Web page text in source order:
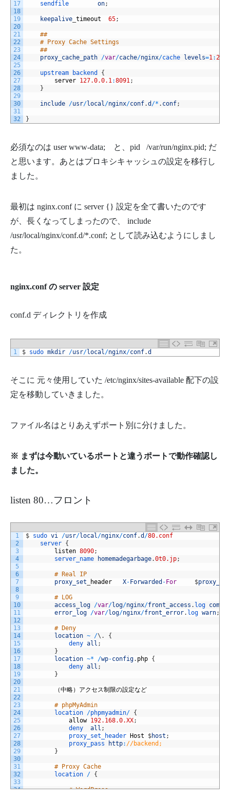
17
18
19
20
21
22
23
24
25
26
27
28
29
30
31
32
sendfile on;
keepalive timeout 65;
##
# Proxy Cache Settings
##
proxy_cache_path /var/cache/nginx/cache levels=1:2
upstream backend
{
server 127.0.0.1:8091;
}
include /usr/local/nginx/conf.d /* . conf;
}
必須なのは user www-data; と、pid /var/run/nginx.pid; だ
と思います。あとはプロキシキャッシュの設定を移行し
ました。
最初は nginx.conf に server {} 設定を全て書いたのです
が、長くなってしまったので、 include
/usr/local/nginx/conf.d/*.conf; として読み込むようにしまし
た。
nginx.conf の server 設定
conf.d ディレクトリを作成
1 $ sudo mkdir /usr/local/nginx/conf.d
そこに 元々使用していた /etc/nginx/sites-available 配下の設
定を移動していきました。
ファイル名はとりあえずポート別に分けました。
※ まずは今動いているポートと違うポートで動作確認し
ました。
listen 80…フロント
1
2
3
4
5
6
7
8
9
10
11
12
13
14
15
16
17
18
19
20
21
22
23
24
25
26
27
28
29
30
31
32
33
34
$ sudo vi /usr/local/nginx/conf.d /80.conf
server {
listen 8090;
server_name
homemadegarbage.0t0.jp;
# Real IP
proxy_set
header X- Forwarded - For $
# LOG
access_log /var/log/nginx/front_access . log
error_log /var/log/nginx/front_error. log warn;
# Deny
location ~ /\ .
{
deny all ;
}
location ~* /wp-config. php {
deny all ;
}
（中略）アクセス制限の設定など
# phpMyAdmin
location /phpmyadmin/ {
allow 192.168.0.XX;
deny all ;
proxy_set_header
Host $host ;
proxy_pass
http: //backend;
}
# Proxy Cache
location / {
# WordPress